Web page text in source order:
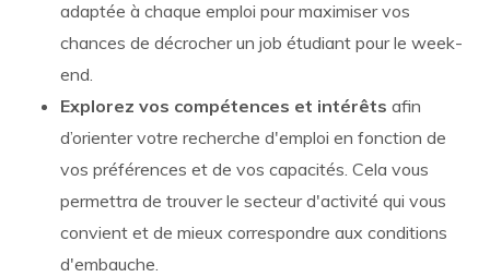
adaptée à chaque emploi pour maximiser vos
chances de décrocher un job étudiant pour le week-
end.
Explorez vos compétences et intérêts afin
d’orienter votre recherche d'emploi en fonction de
vos préférences et de vos capacités. Cela vous
permettra de trouver le secteur d'activité qui vous
convient et de mieux correspondre aux conditions
d'embauche.